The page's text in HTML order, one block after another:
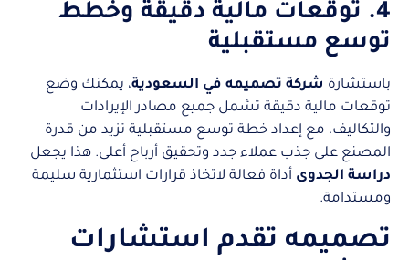
4. توقعات مالية دقيقة وخطط
توسع مستقبلية
باستشارة شركة تصميمه في السعودية، يمكنك وضع
توقعات مالية دقيقة تشمل جميع مصادر الإيرادات
والتكاليف، مع إعداد خطة توسع مستقبلية تزيد من قدرة
المصنع على جذب عملاء جدد وتحقيق أرباح أعلى. هذا يجعل
دراسة الجدوى أداة فعالة لاتخاذ قرارات استثمارية سليمة
ومستدامة.
تصميمه تقدم استشارات